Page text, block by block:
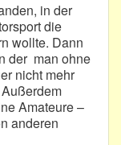
in der
die
wollte. Dann
der man ohne
nicht mehr
Amateure –
anderen